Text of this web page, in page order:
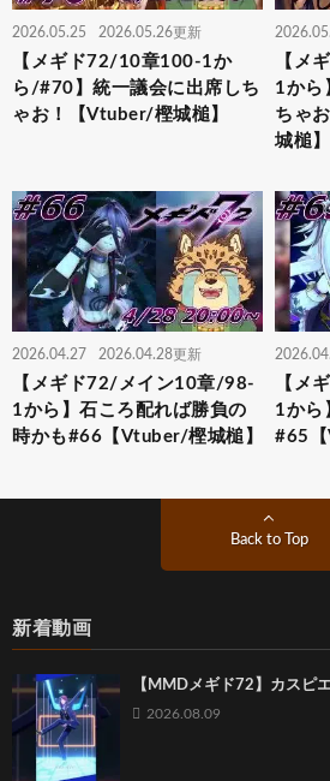
2026.05.25 2026.05.26更新
【メギド72/10章100-1か
ら/#70】統一議会に出席しち
ゃお！【Vtuber/樫城槌】
【メ
1から
ちゃ
城槌】
2026.04.27 2026.04.28更新
【メギド72/メイン10章/98-
1から】石ころ配れば勝負の
時かも#66【Vtuber/樫城槌】
【メ
1から
#65【
Back to Top
新着動画
【MMDメギド72】カスピ
2026.08.09